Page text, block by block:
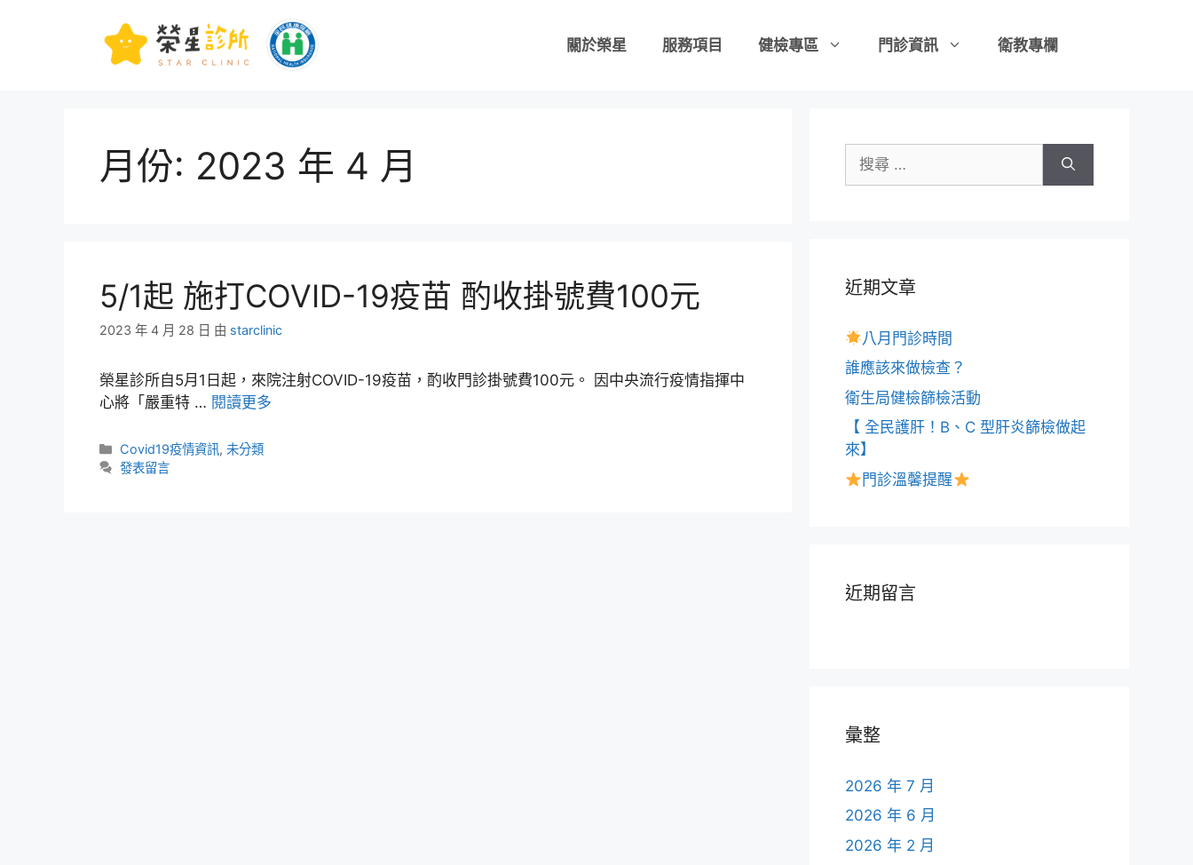
關於榮星 服務項目 健檢專區 門診資訊 衛教專欄
月份: 2023 年 4 月
5/1起 施打COVID-19疫苗 酌收掛號費100元
2023 年 4 月 28 日 由 starclinic
榮星診所自5月1日起，來院注射COVID-19疫苗，酌收門診掛號費100元。 因中央流行疫情指揮中
心將「嚴重特 … 閱讀更多
Covid19疫情資訊,未分類
發表留言
近期文章
八月門診時間
誰應該來做檢查？
衛生局健檢篩檢活動
【 全民護肝！B、C 型肝炎篩檢做起
來】
門診溫馨提醒
近期留言
彙整
2026 年 7 月
2026 年 6 月
2026 年 2 月